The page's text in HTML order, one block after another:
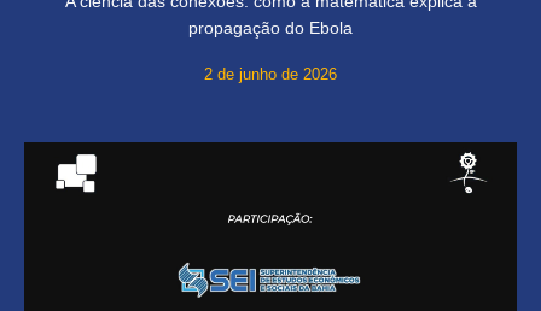
propagação do Ebola
2 de junho de 2026